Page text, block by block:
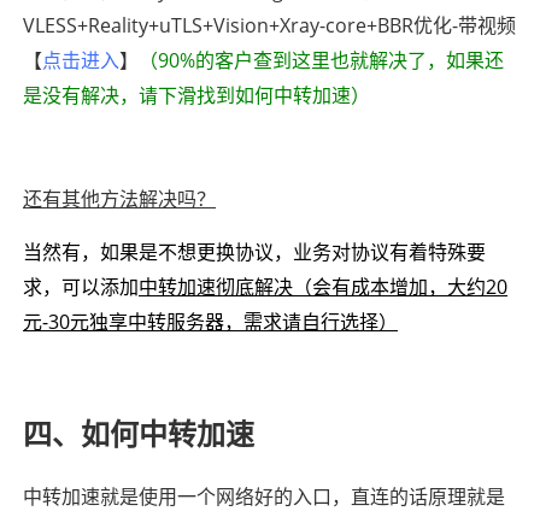
VLESS+Reality+uTLS+Vision+Xray-core+BBR优化-带视频
【点击进入】
（90%的客户查到这里也就解决了，如果还
是没有解决，请下滑找到如何中转加速）
还有其他方法解决吗？
当然有，如果是不想更换协议，业务对协议有着特殊要
求，可以添加中转加速彻底解决（会有成本增加，大约20
元-30元独享中转服务器，需求请自行选择）
四、如何中转加速
中转加速就是使用一个网络好的入口，直连的话原理就是